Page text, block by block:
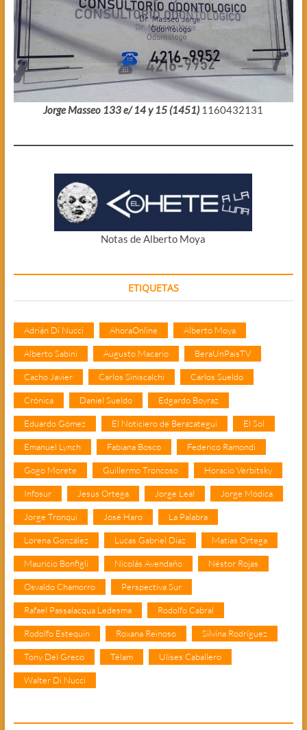
Jorge Masseo 133 e/ 14 y 15 (1451) 1160432131
Notas de Alberto Moya
ETIQUETAS
Adrián Di Nucci AhoraOnline Alberto Moya
Alberto Sabini Augusto Macario BeraUnPaisTV
Cacho Javier Carlos Siniscalchi Carlos Sueldo
Crónica Daniel Sueldo Edgardo Boyraz
Eduardo Gómez El Noticiero de Berazategui El Sol
Emanuel Lynch Fabiana Bosco Federico Ramondi
Gogo Morete Guillermo Troncoso Horacio Verbitsky
Infosur Jesús Ortega Jorge Leal Jorge Módica
Jorge Tronqui José Haro La Palabra
Lorena González Lucas Gabriel Díaz Matías Ortega
Mauricio Bonfigli Nicolás Avendaño Néstor Rojas
Osvaldo Chamorro Perspectiva Sur
Rafael Passalacqua Ledesma Rodolfo Cabral
Rodolfo Estequin Roxana Reinoso Silvina Rodríguez
Tony Del Greco Télam Ulises Caballero
Walter Di Nucci